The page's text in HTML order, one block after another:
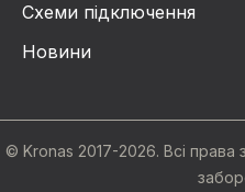
Схеми підключення
Новини
© Kronas 2017-2026. Всі права